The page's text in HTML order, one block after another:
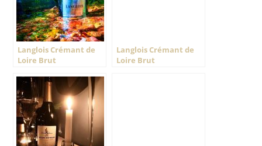
Langlois Crémant de
Loire Brut
Langlois Crémant de
Loire Brut